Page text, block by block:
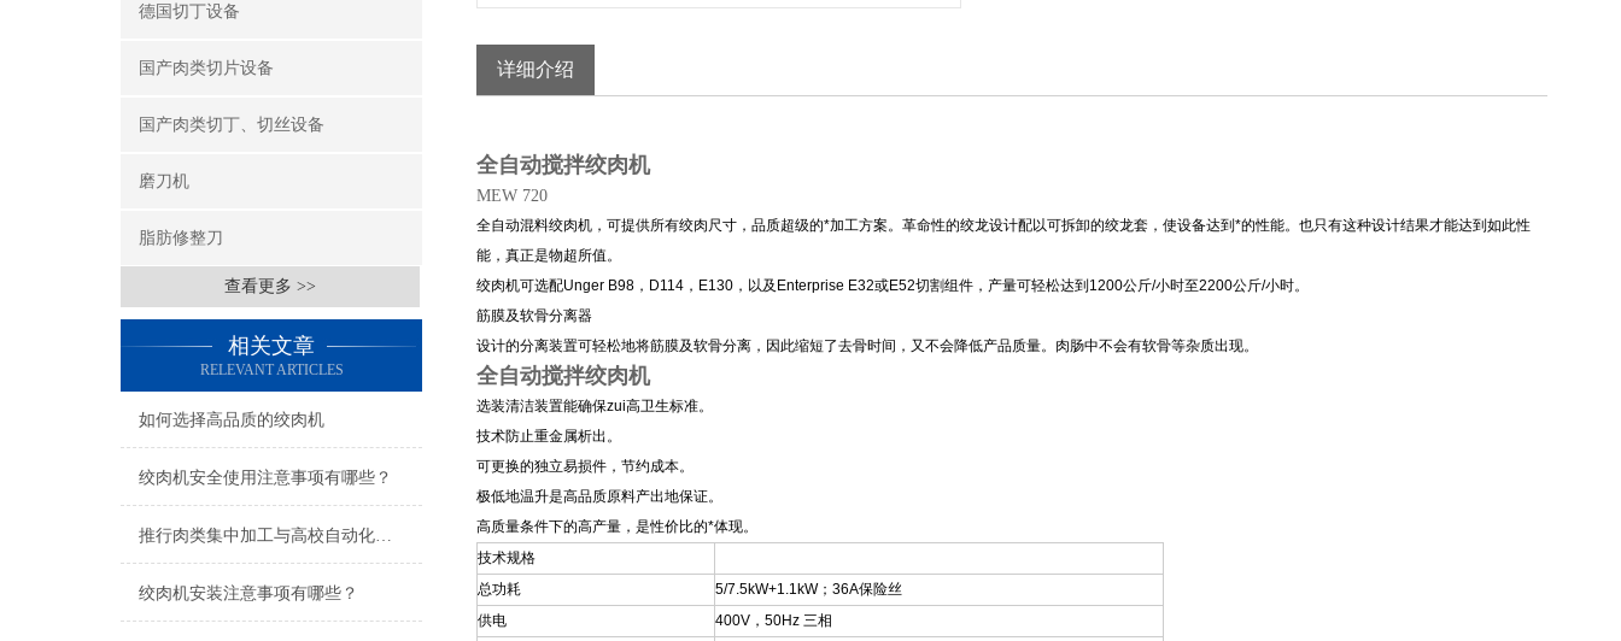
德国切丁设备
国产肉类切片设备
国产肉类切丁、切丝设备
磨刀机
脂肪修整刀
查看更多 >>
相关文章
RELEVANT ARTICLES
如何选择高品质的绞肉机
绞肉机安全使用注意事项有哪些？
推行肉类集中加工与高校自动化加工的必要性
绞肉机安装注意事项有哪些？
详细介绍
全自动搅拌绞肉机​
MEW 720
全自动混料绞肉机，可提供所有绞肉尺寸，品质超级的*加工方案。革命性的绞龙设计配以可拆卸的绞龙套，使设备达到*的性能。也只有这种设计结果才能达到如此性
能，真正是物超所值。
绞肉机可选配Unger B98，D114，E130，以及Enterprise E32或E52切割组件，产量可轻松达到1200公斤/小时至2200公斤/小时。
筋膜及软骨分离器
设计的分离装置可轻松地将筋膜及软骨分离，因此缩短了去骨时间，又不会降低产品质量。肉肠中不会有软骨等杂质出现。
全自动搅拌绞肉机​
选装清洁装置能确保zui高卫生标准。
技术防止重金属析出。
可更换的独立易损件，节约成本。
极低地温升是高品质原料产出地保证。
高质量条件下的高产量，是性价比的*体现。
技术规格
总功耗
5/7.5kW+1.1kW；36A保险丝
供电
400V ，50Hz 三相